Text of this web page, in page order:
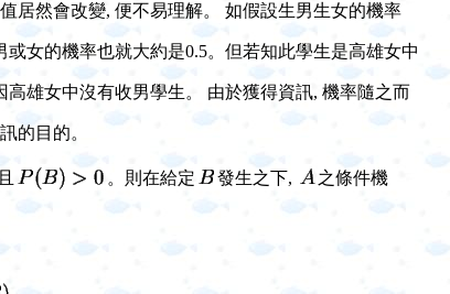
居然會改變, 便不易理解。 如假設生男生女的機率
女的機率也就大約是0.5。但若知此學生是高雄女中
高雄女中沒有收男學生。 由於獲得資訊, 機率隨之而
的目的。
。則在給定 發生之下, 之條件機